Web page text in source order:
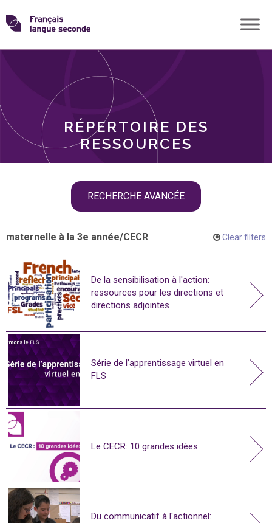
Skip
toTransformons
langue
RÉPERTOIRE DES
RESSOURCES
RECHERCHE AVANCÉE
THÈMES
maternelle à la 3e année/CECR Clear filters
De la sensibilisation à l'action:
ressources pour les directions et
directions adjointes
Série de l’apprentissage virtuel en
FLS
Le CECR: 10 grandes idées
Du communicatif à l'actionnel: